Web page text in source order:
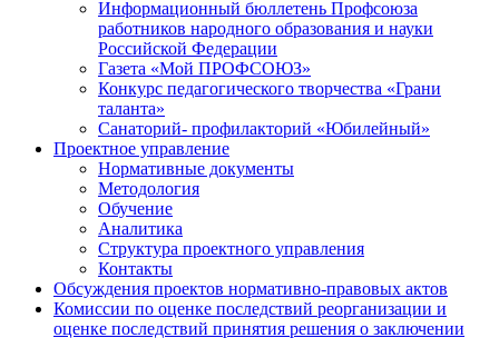
Информационный бюллетень Профсоюза
работников народного образования и науки
Российской Федерации
Газета «Мой ПРОФСОЮЗ»
Конкурс педагогического творчества «Грани
таланта»
Санаторий- профилакторий «Юбилейный»
Проектное управление
Нормативные документы
Методология
Обучение
Аналитика
Структура проектного управления
Контакты
Обсуждения проектов нормативно-правовых актов
Комиссии по оценке последствий реорганизации и
оценке последствий принятия решения о заключении